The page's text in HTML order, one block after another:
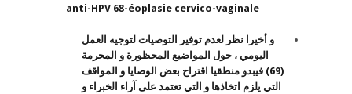
anti-HPV 68-éoplasie cervico-vaginale
و أخيرا نظر لعدم توفير التوصيات لتوجيه العمل
اليومي ، حول المواضيع المحظورة و المحرمة
(69) فيبدو منطقيا اقتراح بعض الوصايا و المواقف
التي يلزم اتخاذها و التي تعتمد على آراء الخبراء و